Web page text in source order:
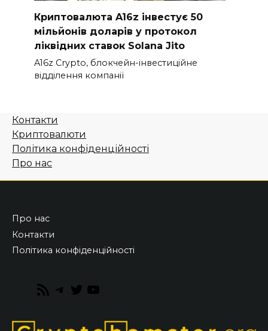
Криптовалюта A16z інвестує 50
мільйонів доларів у протокол
ліквідних ставок Solana Jito
A16z Crypto, блокчейн-інвестиційне
відділення компанії
Контакти
Криптовалюти
Політика конфіденційності
Про нас
Про нас
Контакти
Політика конфіденційності
RSS
Telegram
Twitter